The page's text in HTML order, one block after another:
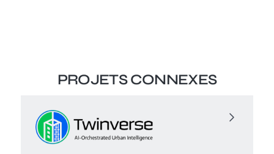
PROJETS CONNEXES